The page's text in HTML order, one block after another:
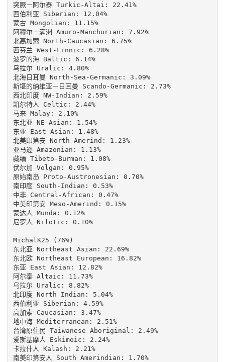
突厥－阿尔泰 Turkic-Altai: 22.41%
西伯利亚 Siberian: 12.04%
蒙古 Mongolian: 11.15%
阿穆尔－满洲 Amuro-Manchurian: 7.92%
北高加索 North-Caucasian: 6.75%
西芬兰 West-Finnic: 6.28%
波罗的海 Baltic: 6.14%
乌拉尔 Uralic: 4.80%
北海日耳曼 North-Sea-Germanic: 3.09%
斯堪的纳维亚－日耳曼 Scando-Germanic: 2.73%
西北印度 NW-Indian: 2.59%
凯尔特人 Celtic: 2.44%
马来 Malay: 2.10%
东北亚 NE-Asian: 1.54%
东亚 East-Asian: 1.48%
北美印第安 North-Amerind: 1.23%
亚马逊 Amazonian: 1.13%
藏缅 Tibeto-Burman: 1.08%
伏尔加 Volgan: 0.95%
原始南岛 Proto-Austronesian: 0.70%
南印度 South-Indian: 0.53%
中非 Central-African: 0.47%
中美印第安 Meso-Amerind: 0.15%
蒙达人 Munda: 0.12%
尼罗人 Nilotic: 0.10%
MichalK25 (76%)
东北亚 Northeast Asian: 22.69%
东北欧 Northeast European: 16.82%
东亚 East Asian: 12.82%
阿尔泰 Altaic: 11.73%
乌拉尔 Uralic: 8.82%
北印度 North Indian: 5.04%
西伯利亚 Siberian: 4.59%
高加索 Caucasian: 3.47%
地中海 Mediterranean: 2.51%
台湾原住民 Taiwanese Aboriginal: 2.49%
爱斯基摩人 Eskimoic: 2.24%
卡拉什人 Kalash: 2.21%
南美印第安人 South Amerindian: 1.70%